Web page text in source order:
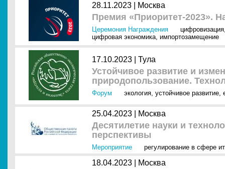
28.11.2023 | Москва
Премия «Приоритет-2023».
Церемония Награждения цифровизация
цифровая экономика, импортозамещение
17.10.2023 | Тула
Устойчивое развитие и
природопользование.
Форум экология, устойчивое развитие,
25.04.2023 | Москва
Десятилетие науки и
перспективы
Мероприятие регулирование в сфере
18.04.2023 | Москва